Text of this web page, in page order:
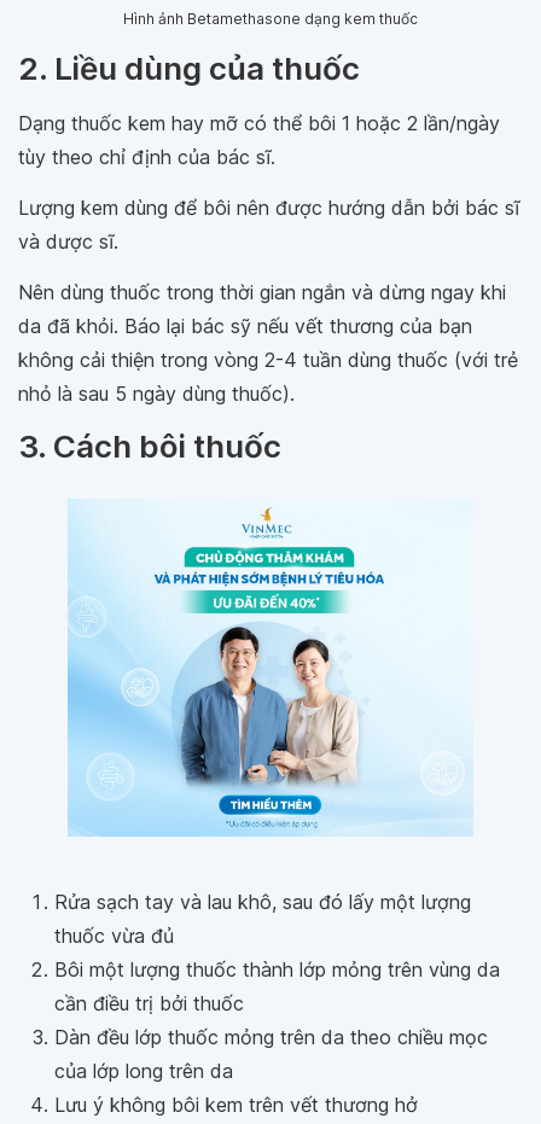
Hình ảnh Betamethasone dạng kem thuốc
2. Liều dùng của thuốc
Dạng thuốc kem hay mỡ có thể bôi 1 hoặc 2 lần/ngày
tùy theo chỉ định của bác sĩ.
Lượng kem dùng để bôi nên được hướng dẫn bởi bác sĩ
và dược sĩ.
Nên dùng thuốc trong thời gian ngắn và dừng ngay khi
da đã khỏi. Báo lại bác sỹ nếu vết thương của bạn
không cải thiện trong vòng 2-4 tuần dùng thuốc (với trẻ
nhỏ là sau 5 ngày dùng thuốc).
3. Cách bôi thuốc
Rửa sạch tay và lau khô, sau đó lấy một lượng
thuốc vừa đủ
Bôi một lượng thuốc thành lớp mỏng trên vùng da
cần điều trị bởi thuốc
Dàn đều lớp thuốc mỏng trên da theo chiều mọc
của lớp long trên da
Lưu ý không bôi kem trên vết thương hở